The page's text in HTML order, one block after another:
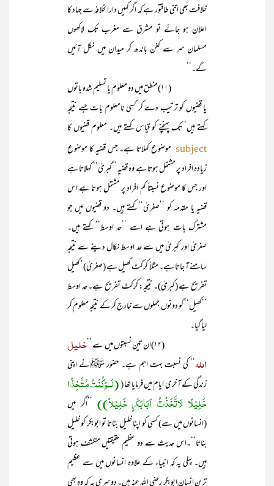
خلافت بھی اتنی طاقتور ہے کہ اگر کہیں دارالخلافہ سے جہاد کا
اعلان ہو جائے تو مشرق سے مغرب تک لاکھوں
مسلمان سر سے کفن باندھ کر میدان میں نکل آئیں
گے۔‘‘
(۱۱)منطق میں دو معلوم یا تسلیم شدہ باتوں
یا قضیوں کو ترتیب دے کر کسی نامعلوم بات جسے نتیجہ
کہتے ہیں‘ تک پہنچنے کو قیاس کہتے ہیں۔ معلوم قضیوں کا
subject موضوع کہلاتا ہے۔ جس قضیہ کا موضوع
زیادہ افراد پر مشتمل ہوتا ہے وہ قضیہ ’’کبریٰ‘‘ کہلاتا ہے
اور جس کا موضوع نسبتاً کم افراد پر مشتمل ہوتا ہے اس
قضیہ یا مقدمہ کو ’’صغریٰ‘‘ کہتے ہیں۔ دو قضیوں میں جو
مشترک بات ہوتی ہے اسے ’’حد اوسط‘‘ کہتے ہیں۔
صغریٰ اور کبریٰ میں سے حد اوسط نکال دینے سے نتیجہ
سامنے آ جاتا ہے۔ مثلاً کرکٹ کھیل ہے (صغریٰ)‘ کھیل
تفریح ہے (کبریٰ)۔ نتیجہ: کرکٹ تفریح ہے۔ حد اوسط
’’کھیل‘‘ کو دونوں جملوں سے خارج کر کے نتیجہ معلوم کر
لیا گیا۔
(۱۲)ان تین نسبتوں میں سے ’’
خلیل
اللہ ‘‘ کی نسبت بہت اہم ہے۔ حضور ﷺنے اپنی
زندگی کے آخری ایام میں فرمایا تھا((لَــوْ کُنْتُ مُتَّخِذًا
خَلِیْلًا لَاتَّخَذْتُ اَبَابَکْرٍ خَلِیْلاً)) ’’اگر میں
(انسانوں میں سے) کسی کو اپنا خلیل بناتا تو ابوبکر کو خلیل
بناتا‘‘۔اس حدیث سے دو عظیم حقیقتیں منکشف ہوتی
ہیں۔ پہلی یہ کہ انبیاء کے علاوہ انسانوں میں سے عظیم